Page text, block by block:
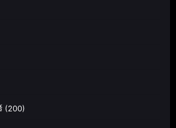
(200)